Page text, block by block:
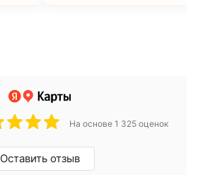
На основе 1 325 оценок
Оставить отзыв